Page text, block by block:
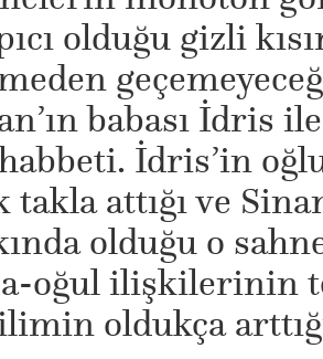
olduğu gizli
babası İdris
İdris’in
takla attığı ve
olduğu o
oğul ilişkilerinin
oldukça